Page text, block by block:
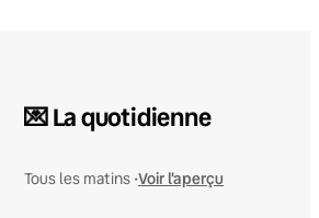
💌 La quotidienne
Tous les matins •Voir l'aperçu